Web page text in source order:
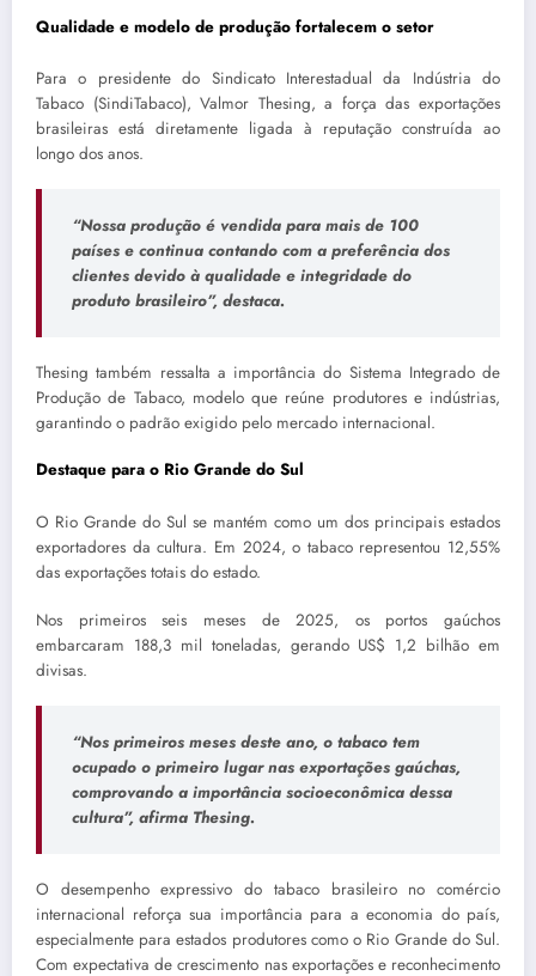
Qualidade e modelo de produção fortalecem o setor
Para o presidente do Sindicato Interestadual da Indústria do
Tabaco (SindiTabaco), Valmor Thesing, a força das exportações
brasileiras está diretamente ligada à reputação construída ao
longo dos anos.
“Nossa produção é vendida para mais de 100
países e continua contando com a preferência dos
clientes devido à qualidade e integridade do
produto brasileiro”, destaca.
Thesing também ressalta a importância do Sistema Integrado de
Produção de Tabaco, modelo que reúne produtores e indústrias,
garantindo o padrão exigido pelo mercado internacional.
Destaque para o Rio Grande do Sul
O Rio Grande do Sul se mantém como um dos principais estados
exportadores da cultura. Em 2024, o tabaco representou 12,55%
das exportações totais do estado.
Nos primeiros seis meses de 2025, os portos gaúchos
embarcaram 188,3 mil toneladas, gerando US$ 1,2 bilhão em
divisas.
“Nos primeiros meses deste ano, o tabaco tem
ocupado o primeiro lugar nas exportações gaúchas,
comprovando a importância socioeconômica dessa
cultura”, afirma Thesing.
O desempenho expressivo do tabaco brasileiro no comércio
internacional reforça sua importância para a economia do país,
especialmente para estados produtores como o Rio Grande do Sul.
Com expectativa de crescimento nas exportações e reconhecimento